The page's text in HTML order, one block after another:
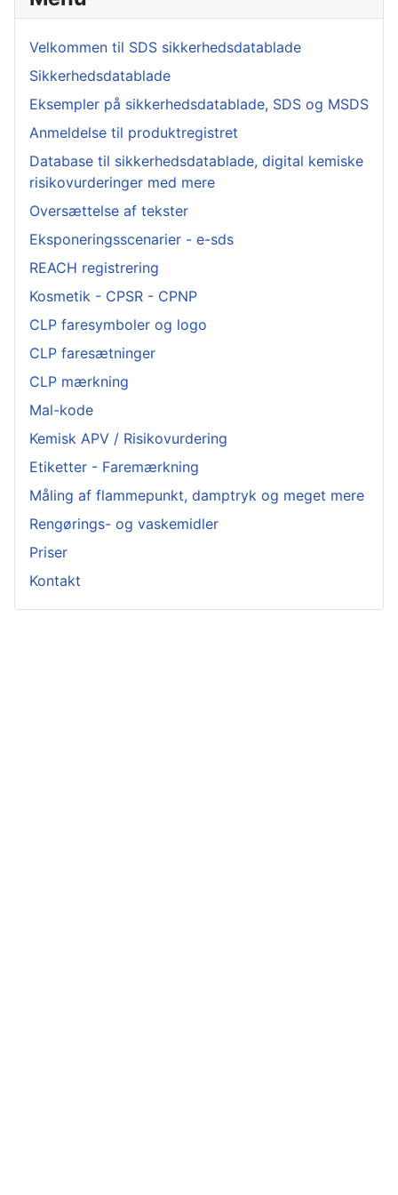
Velkommen til SDS sikkerhedsdatablade
Sikkerhedsdatablade
Eksempler på sikkerhedsdatablade, SDS og MSDS
Anmeldelse til produktregistret
Database til sikkerhedsdatablade, digital kemiske
risikovurderinger med mere
Oversættelse af tekster
Eksponeringsscenarier - e-sds
REACH registrering
Kosmetik - CPSR - CPNP
CLP faresymboler og logo
CLP faresætninger
CLP mærkning
Mal-kode
Kemisk APV / Risikovurdering
Etiketter - Faremærkning
Måling af flammepunkt, damptryk og meget mere
Rengørings- og vaskemidler
Priser
Kontakt